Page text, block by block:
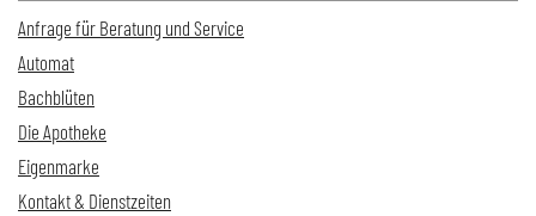
Anfrage für Beratung und Service
Automat
Bachblüten
Die Apotheke
Eigenmarke
Kontakt & Dienstzeiten